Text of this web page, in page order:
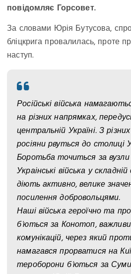
повідомляє Горсовет.
За словами Юрія Бутусова,
бліцкрига провалилась, проте
наступ.
Російські війська
на різних напрямках,
центральній Україні. З
росіяни рвуться до столиці
Боротьба точиться за вузли
Украінські війська у
діють активно, велике
посилення добровольцями.
Наші війська героїчно та
б’ються за Конотоп,
комунікацій, через який
намагався прорватися на
тероборони б’ються за